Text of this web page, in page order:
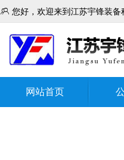
 您好，欢迎来到江苏宇锋装
网站首页